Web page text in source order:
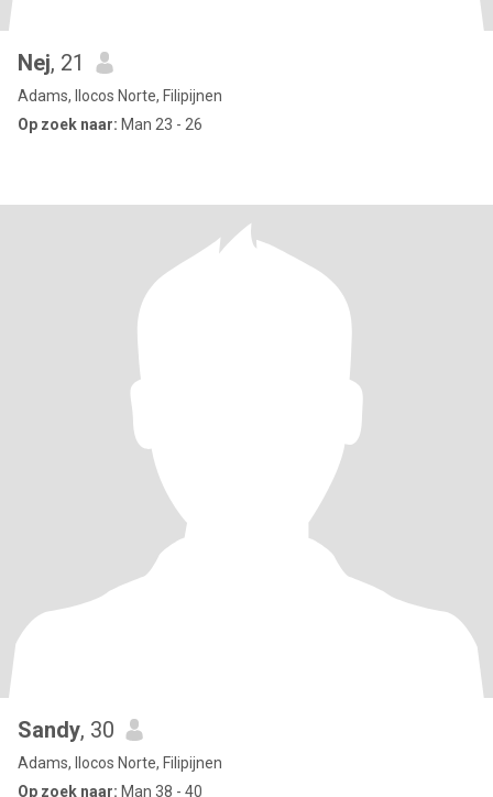
Nej, 21
Adams, Ilocos Norte, Filipijnen
Op zoek naar: Man 23 - 26
Sandy, 30
Adams, Ilocos Norte, Filipijnen
Op zoek naar: Man 38 - 40